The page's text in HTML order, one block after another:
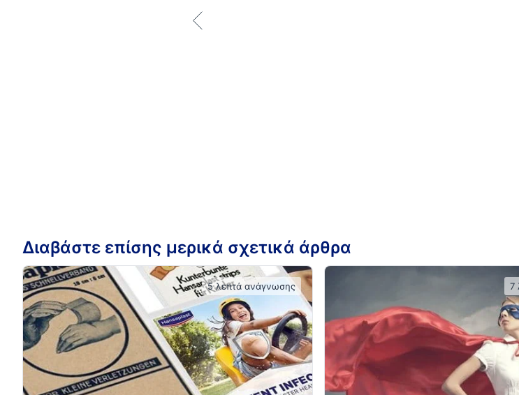
Διαβάστε επίσης μερικά σχετικά άρθρα
5 λεπτά ανάγνωσης 7